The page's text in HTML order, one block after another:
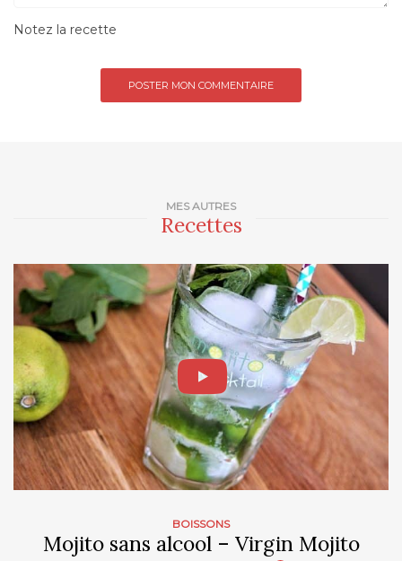
MES AUTRES
Recettes
BOISSONS
Mojito sans alcool – Virgin Mojito
Notez la recette